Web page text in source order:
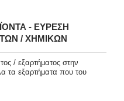
- ΕΎΡΕΣΗ
/ ΧΗΜΙΚΏΝ
/ εξαρτήματος στην
τα εξαρτήματα που του